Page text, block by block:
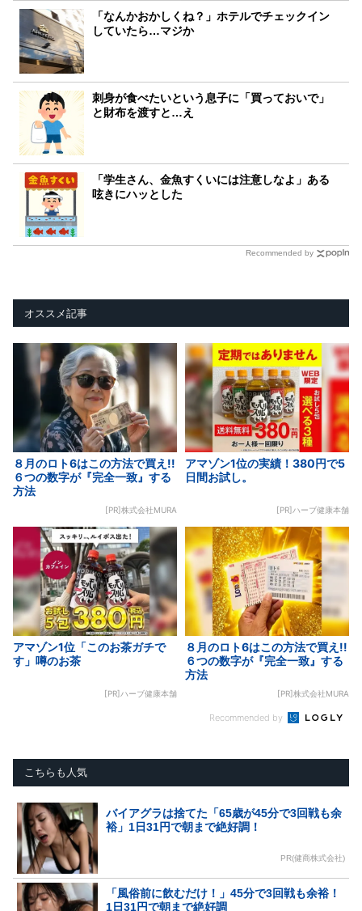
「なんかおかしくね？」ホテルでチェックイン
していたら…マジか
刺身が食べたいという息子に「買っておいで」
と財布を渡すと…え
「学生さん、金魚すくいには注意しなよ」ある
呟きにハッとした
Recommended by
オススメ記事
８月のロト6はこの方法で買え!!
６つの数字が『完全一致』する
方法
[PR]株式会社MURA
アマゾン1位の実績！380円で5
日間お試し。
[PR]ハーブ健康本舗
アマゾン1位「このお茶ガチで
す」噂のお茶
[PR]ハーブ健康本舗
８月のロト6はこの方法で買え!!
６つの数字が『完全一致』する
方法
[PR]株式会社MURA
Recommended by
こちらも人気
バイアグラは捨てた「65歳が45分で3回戦も余
裕」1日31円で朝まで絶好調！
PR(健商株式会社)
「風俗前に飲むだけ！」45分で3回戦も余裕！
1日31円で朝まで絶好調